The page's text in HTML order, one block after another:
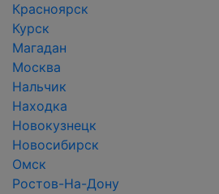
Красноярск
Курск
Магадан
Москва
Нальчик
Находка
Новокузнецк
Новосибирск
Омск
Ростов-На-Дону